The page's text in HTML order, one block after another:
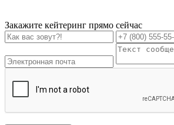
Закажите кейтеринг прямо сейчас